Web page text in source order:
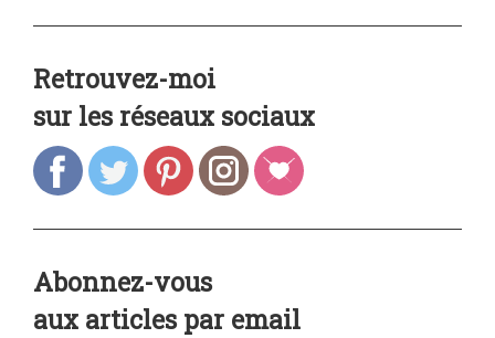
Retrouvez-moi
sur les réseaux sociaux
Abonnez-vous
aux articles par email